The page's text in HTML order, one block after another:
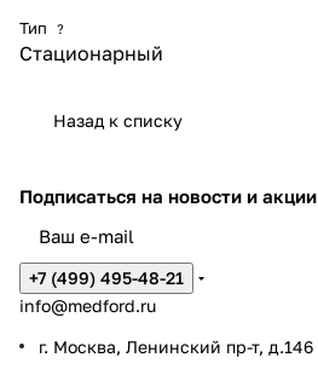
Тип ?
Стационарный
Назад к списку
Подписаться на новости и акции
+7 (499) 495-48-21
info@medford.ru
г. Москва, Ленинский пр-т, д.146